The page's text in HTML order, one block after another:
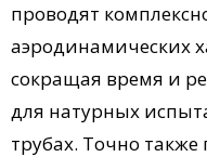
проводят
аэродинамических
сокращая время и
для натурных
трубах. Точно также